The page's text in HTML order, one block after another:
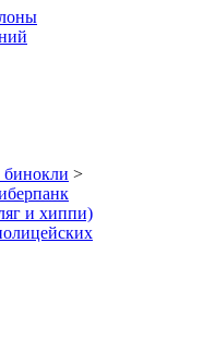
>
и хиппи)